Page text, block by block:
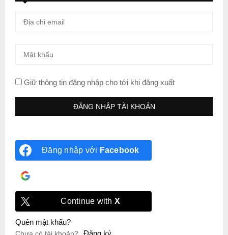
Giữ thông tin đăng nhập cho tới khi đăng xuất
Đăng nhập với Facebook
Continue with X
Quên mật khẩu?